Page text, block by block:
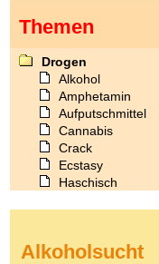
Themen
Drogen
Alkohol
Amphetamin
Aufputschmittel
Cannabis
Crack
Ecstasy
Haschisch
Kokain
Alkoholsucht